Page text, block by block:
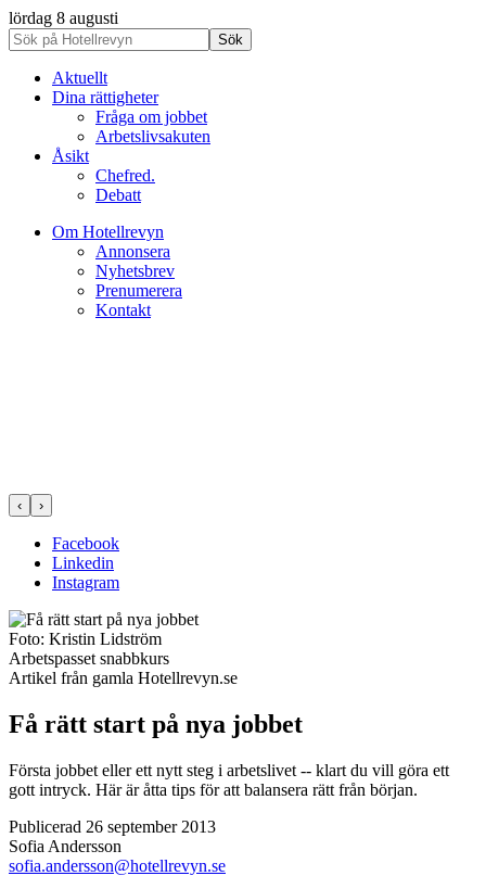
lördag 8 augusti
Aktuellt
Dina rättigheter
Fråga om jobbet
Arbetslivsakuten
Åsikt
Chefred.
Debatt
Om Hotellrevyn
Annonsera
Nyhetsbrev
Prenumerera
Kontakt
‹ ›
Facebook
Linkedin
Instagram
Foto: Kristin Lidström
Arbetspasset snabbkurs
Artikel från gamla Hotellrevyn.se
Få rätt start på nya jobbet
Första jobbet eller ett nytt steg i arbetslivet -- klart du vill göra ett
gott intryck. Här är åtta tips för att balansera rätt från början.
Publicerad 26 september 2013
Sofia Andersson
sofia.andersson@hotellrevyn.se